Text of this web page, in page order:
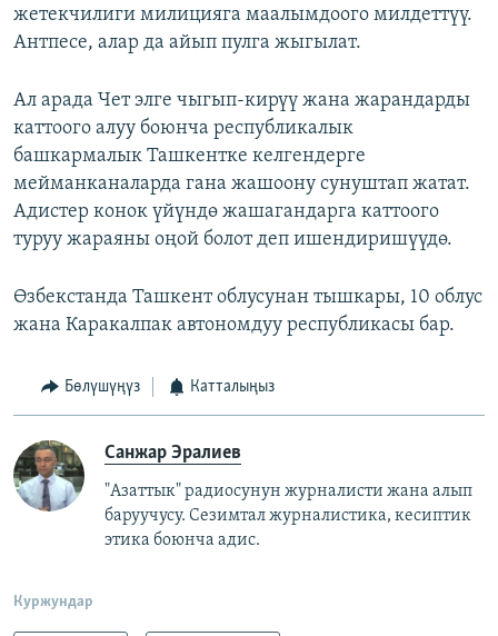
жетекчилиги милицияга маалымдоого милдеттүү.
Антпесе, алар да айып пулга жыгылат.
Ал арада Чет элге чыгып-кирүү жана жарандарды
каттоого алуу боюнча республикалык
башкармалык Ташкентке келгендерге
мейманканаларда гана жашоону сунуштап жатат.
Адистер конок үйүндө жашагандарга каттоого
туруу жараяны оңой болот деп ишендиришүүдө.
Өзбекстанда Ташкент облусунан тышкары, 10 облус
жана Каракалпак автономдуу республикасы бар.
Бөлүшүңүз Катталыңыз
Санжар Эралиев
"Азаттык" радиосунун журналисти жана алып
баруучусу. Сезимтал журналистика, кесиптик
этика боюнча адис.
Куржундар